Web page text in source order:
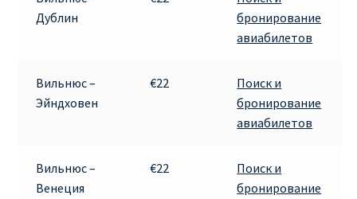
Милан
ПРАВИЛА РЕГИСТРАЦИИ
ПРОВОЗ БАГАЖА RYANAIR – ПРАВИЛА
Дублин
бронирование
авиабилетов
Вильнюс –
Эйндховен
€22
Поиск и
бронирование
авиабилетов
Вильнюс –
Венеция
€22
Поиск и
бронирование